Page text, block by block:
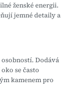
ženské energii.
jemné detaily a
Dodává
se často
kamenem pro